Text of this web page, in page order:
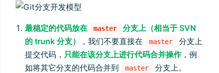
最稳定的代码放在 master
分支上（相当于 SVN
的 trunk 分支）
，我们不要直接在 master
分支上
提交代码， 只能在该分支上进行代码合并操作，例
如将其它分支的代码合并到
master
分支上。